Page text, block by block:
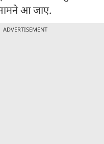
आ जाए.
ADVERTISEMENT